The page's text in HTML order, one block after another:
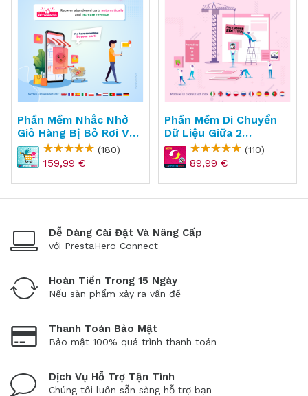
Phần Mềm Nhắc Nhở
Giỏ Hàng Bị Bỏ Rơi Và
Email Marketing Cho
PrestaShop -
Abandoned Cart
Reminder + Auto Email
(180)
159,99 €
Phần Mềm Di Chuyển
Dữ Liệu Giữa 2
Websites PrestaShop
- PS Migrator
(110)
89,99 €
Dễ Dàng Cài Đặt Và Nâng Cấp
với PrestaHero Connect
Hoàn Tiền Trong 15 Ngày
Nếu sản phẩm xảy ra vấn đề
Thanh Toán Bảo Mật
Bảo mật 100% quá trình thanh toán
Dịch Vụ Hỗ Trợ Tận Tình
Chúng tôi luôn sẵn sàng hỗ trợ bạn